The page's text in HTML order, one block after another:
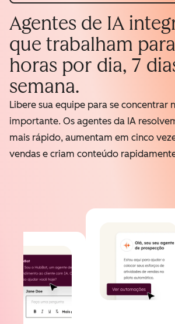
Agentes de IA
que trabalham
horas por dia, 7
semana.
Libere sua equipe para se concentrar
importante. Os agentes da IA
mais rápido, aumentam em cinco
vendas e criam conteúdo